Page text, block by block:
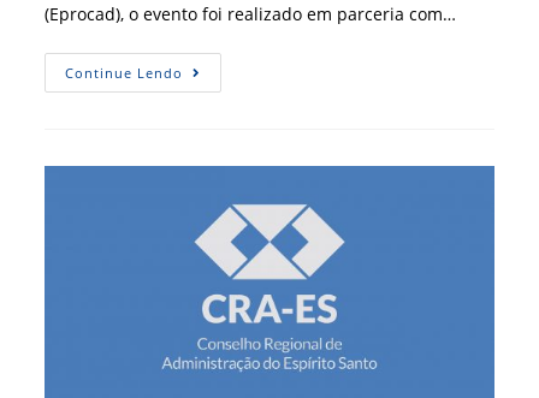
(Eprocad), o evento foi realizado em parceria com…
Continue Lendo Eprocad
2018